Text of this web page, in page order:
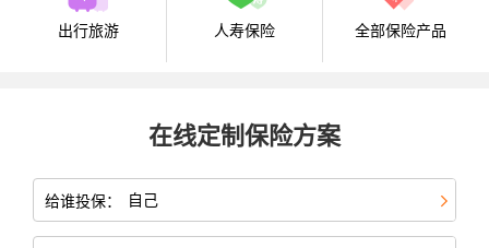
出行旅游 人寿保险 全部保险产品
在线定制保险方案
给谁投保：